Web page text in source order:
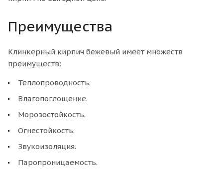
Преимущества
Клинкерный кирпич бежевый имеет множеств
преимуществ:
Теплопроводность.
Влагопоглощение.
Морозостойкость.
Огнестойкость.
Звукоизоляция.
Паропроницаемость.